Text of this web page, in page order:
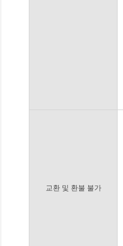
교환 및 환불 불가